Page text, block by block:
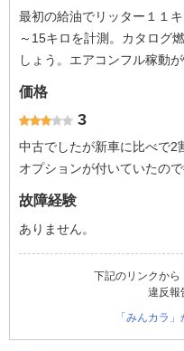
最初の給油でリッター１１
～15キロを計測。カタログ
しょう。エアコンフル稼動
価格
3
中古でしたが新車に比べで2
オプションが付いていたので
故障経験
ありません。
下記のリンクから
違反報
「みんカラ